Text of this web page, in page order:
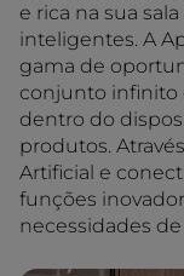
e rica na sua
inteligentes. A
gama de
conjunto infinito
dentro do
produtos.
Artificial e
funções
necessidades de